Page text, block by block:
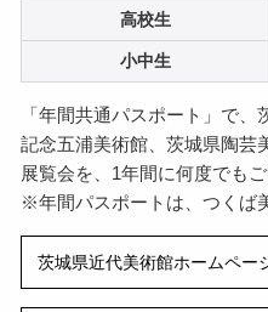
高校生
小中生
「年間共通パスポート」で
記念五浦美術館、茨城県陶芸
展覧会を、1年間に何度でも
※年間パスポートは、つくば
茨城県近代美術館ホームペー